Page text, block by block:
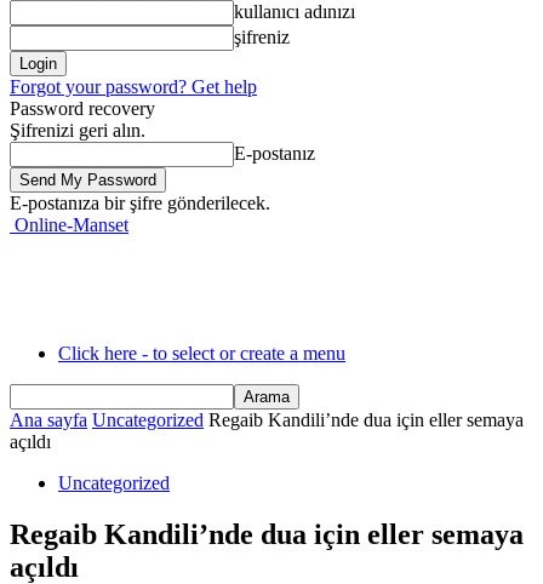
kullanıcı adınızı
şifreniz
Forgot your password? Get help
Password recovery
Şifrenizi geri alın.
E-postanız
E-postanıza bir şifre gönderilecek.
Online-Manset
Click here - to select or create a menu
Ana sayfa Uncategorized Regaib Kandili’nde dua için eller semaya
açıldı
Uncategorized
Regaib Kandili’nde dua için eller semaya
açıldı